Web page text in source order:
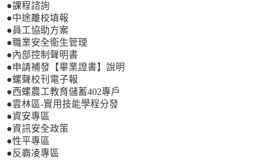
●課程諮詢
●中途離校填報
●員工協助方案
●職業安全衛生管理
●內部控制聲明書
●申請補發【畢業證書】說明
●螺聲校刊電子報
●西螺農工教育儲蓄402專戶
●雲林區-實用技能學程分發
●資安專區
●資訊安全政策
●性平專區
●反霸凌專區